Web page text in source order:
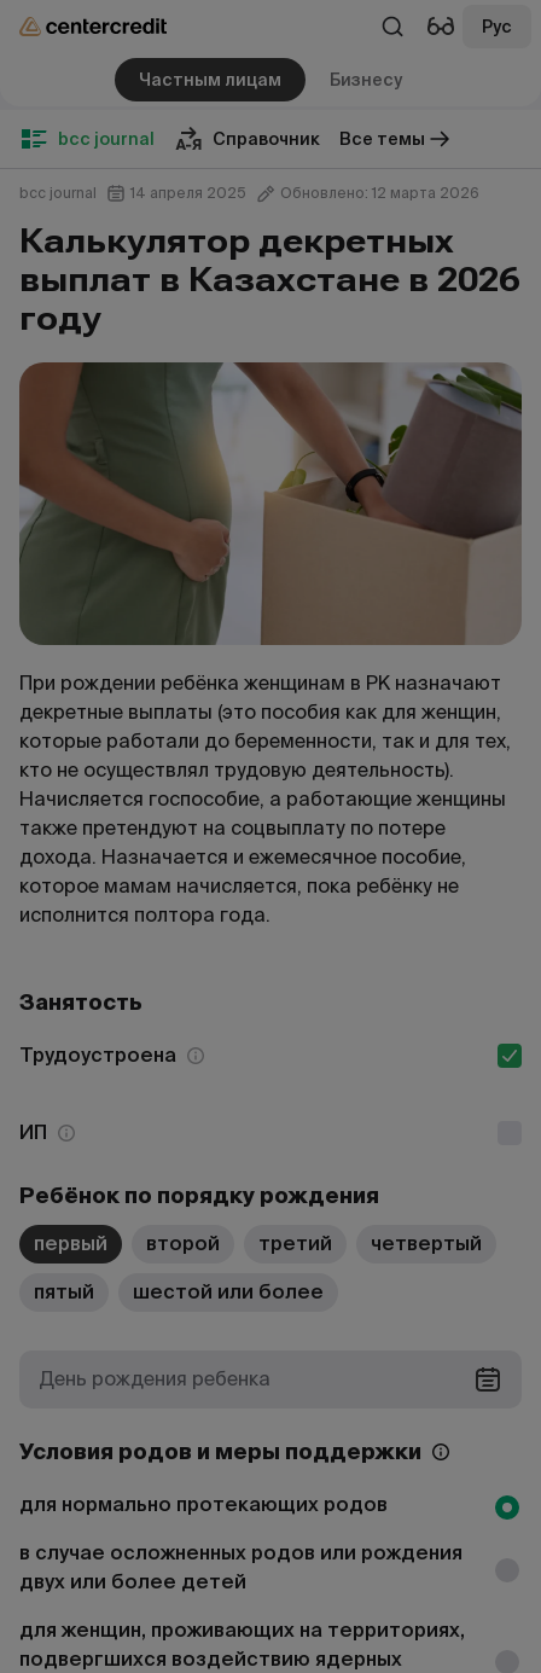
Рус
Частным лицам Бизнесу
bcc journal Справочник Все темы
bcc journal 14 апреля 2025 Обновлено: 12 марта 2026
Калькулятор декретных
выплат в Казахстане в 2026
году
При рождении ребёнка женщинам в РК назначают
декретные выплаты (это пособия как для женщин,
которые работали до беременности, так и для тех,
кто не осуществлял трудовую деятельность).
Начисляется госпособие, а работающие женщины
также претендуют на соцвыплату по потере
дохода. Назначается и ежемесячное пособие,
которое мамам начисляется, пока ребёнку не
исполнится полтора года.
Занятость
Трудоустроена
ИП
Ребёнок по порядку рождения
первый второй третий
четвертый
пятый
шестой или более
День рождения ребенка
Условия родов и меры поддержки
для нормально протекающих родов
в случае осложненных родов или рождения
двух или более детей
для женщин, проживающих на территориях,
подвергшихся воздействию ядерных